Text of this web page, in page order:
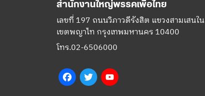
สำนักงานใหญ่พรรคเพื่อไทย
เลขที่ 197 ถนนวิภาวดีรังสิต แขวงสามเสนใน
เขตพญาไท กรุงเทพมหานคร 10400
โทร.02-6506000
FacebookTwitter